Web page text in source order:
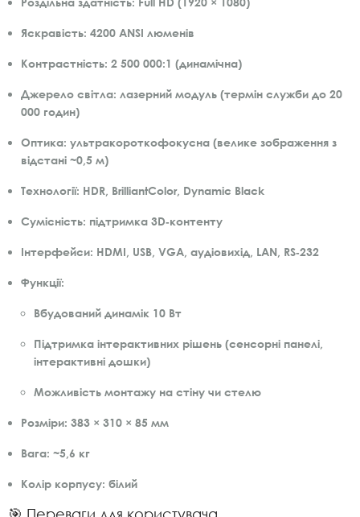
Яскравість: 4200 ANSI люменів
Контрастність: 2 500 000:1 (динамічна)
Джерело світла: лазерний модуль (термін служби до 20
000 годин)
Оптика: ультракороткофокусна (велике зображення з
відстані ~0,5 м)
Технології: HDR, BrilliantColor, Dynamic Black
Сумісність: підтримка 3D‑контенту
Інтерфейси: HDMI, USB, VGA, аудіовихід, LAN, RS‑232
Функції:
Вбудований динамік 10 Вт
Підтримка інтерактивних рішень (сенсорні панелі,
інтерактивні дошки)
Можливість монтажу на стіну чи стелю
Розміри: 383 × 310 × 85 мм
Вага: ~5,6 кг
Колір корпусу: білий